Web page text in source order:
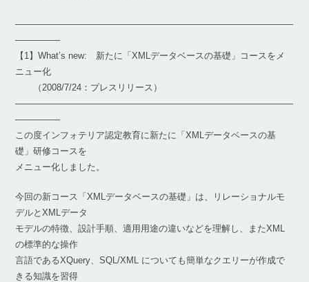
―――――――――――――――――――――――――――――――
―――――
【1】What’s new: 新たに「XMLデータベースの基礎」コースをメ
ニュー化
（2008/7/24：プレスリリース）
―――――――――――――――――――――――――――――――
―――――
この度インフォテリア認定教育に新たに「XMLデータベースの基
礎」研修コースを
メニュー化しました。
今回の新コース「XMLデータベースの基礎」は、リレーショナルモ
デルとXMLデータ
モデルの特徴、設計手順、適用用途の違いなどを理解し、またXML
の標準的な操作
言語であるXQuery、SQL/XML についても簡単なクエリーが作成で
きる知識を習得